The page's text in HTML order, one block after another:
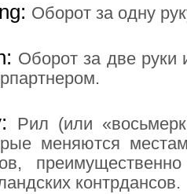
: Оборот за одну
: Оборот за две руки
:
Рил (или
меняются
контрдансов.